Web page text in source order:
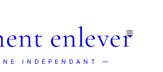
enlever
INDÉPENDANT —